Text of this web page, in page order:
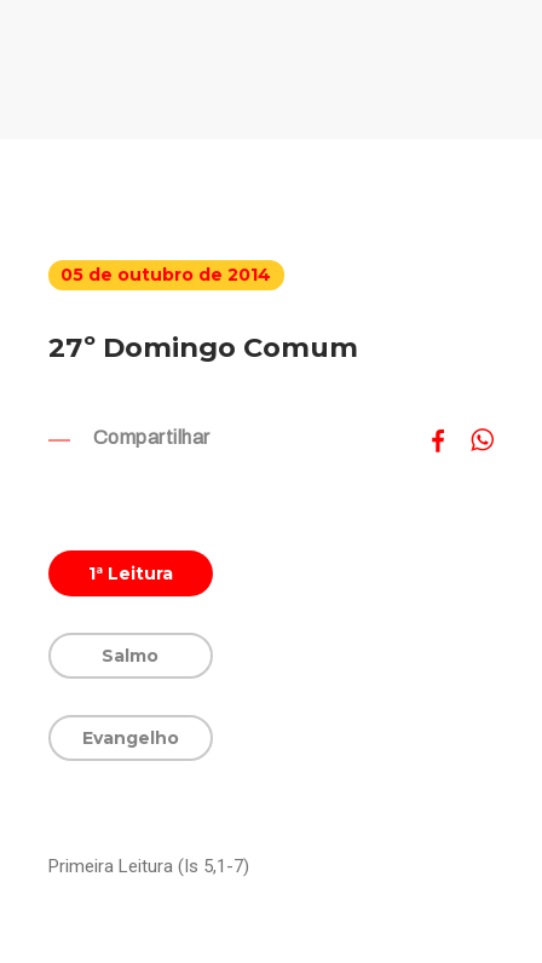
05 de outubro de 2014
27º Domingo Comum
Compartilhar
1ª Leitura
Salmo
Evangelho
Primeira Leitura (Is 5,1-7)